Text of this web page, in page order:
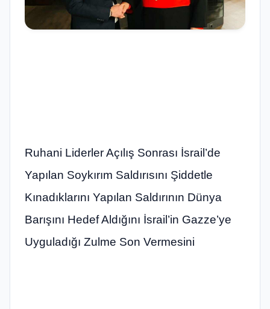
Ruhani Liderler Açılış Sonrası İsrail’de
Yapılan Soykırım Saldırısını Şiddetle
Kınadıklarını Yapılan Saldırının Dünya
Barışını Hedef Aldığını İsrail’in Gazze’ye
Uyguladığı Zulme Son Vermesini